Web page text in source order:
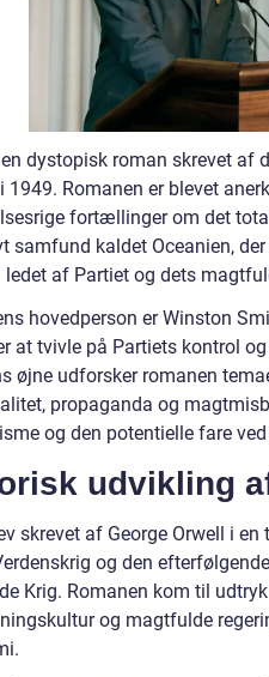
dystopisk roman skrevet af
1949. Romanen er blevet
fortællinger om det
samfund kaldet Oceanien,
ledet af Partiet og dets
hovedperson er Winston
at tvivle på Partiets kontrol
øjne udforsker romanen
propaganda og
og den potentielle fare
udvikling
skrevet af George Orwell i
og den
Krig. Romanen kom til
og magtfulde